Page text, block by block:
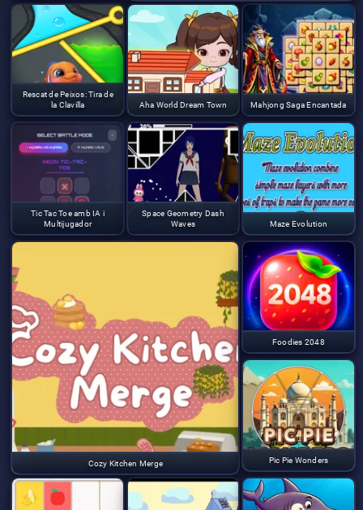
Rescat de Peixos: Tira de
la Clavilla
Aha World Dream Town Mahjong Saga Encantada
Tic Tac Toe amb IA i
Multijugador
Space Geometry Dash
Waves
Maze Evolution
Cozy Kitchen Merge
Foodies 2048
Pic Pie Wonders